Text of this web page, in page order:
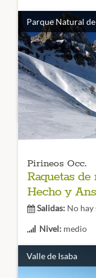
Duración:
Un valle con
bonitas:Midi
placer para la
raquetas de nieve.
CÓDIGO VIAJE:
Parque Natural
Pirineos Occ.
Raquetas
Hecho y
Salidas: No hay
Nivel: medio
Raquetas de
Valle de Isaba